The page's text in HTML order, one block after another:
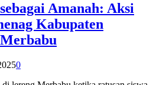
Amanah: Aksi
Kabupaten
0